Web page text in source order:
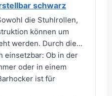
schwarz
die Stuhlrollen,
können um
werden. Durch die...
einsetzbar: Ob in der
oder in einem
ist für